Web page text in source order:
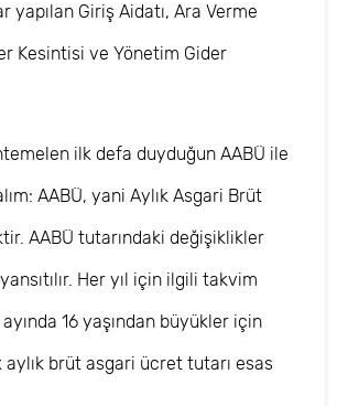
yapılan Giriş Aidatı, Ara Verme
Kesintisi ve Yönetim Gider
ilk defa duyduğun AABÜ ile
AABÜ, yani Aylık Asgari Brüt
AABÜ tutarındaki değişiklikler
Her yıl için ilgili takvim
ayında 16 yaşından büyükler için
brüt asgari ücret tutarı esas